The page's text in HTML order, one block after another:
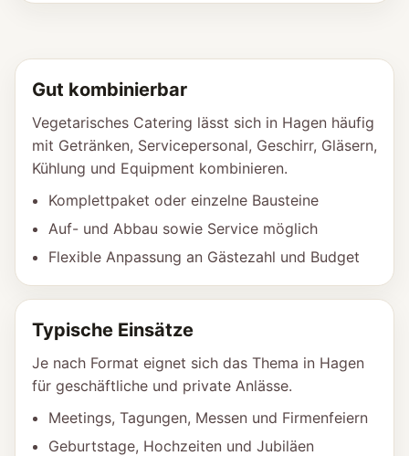
Gut kombinierbar
Vegetarisches Catering lässt sich in Hagen häufig
mit Getränken, Servicepersonal, Geschirr, Gläsern,
Kühlung und Equipment kombinieren.
Komplettpaket oder einzelne Bausteine
Auf- und Abbau sowie Service möglich
Flexible Anpassung an Gästezahl und Budget
Typische Einsätze
Je nach Format eignet sich das Thema in Hagen
für geschäftliche und private Anlässe.
Meetings, Tagungen, Messen und Firmenfeiern
Geburtstage, Hochzeiten und Jubiläen